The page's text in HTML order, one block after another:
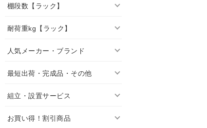
棚段数【ラック】
耐荷重kg【ラック】
人気メーカー・ブランド
最短出荷・完成品・その他
組立・設置サービス
お買い得！割引商品